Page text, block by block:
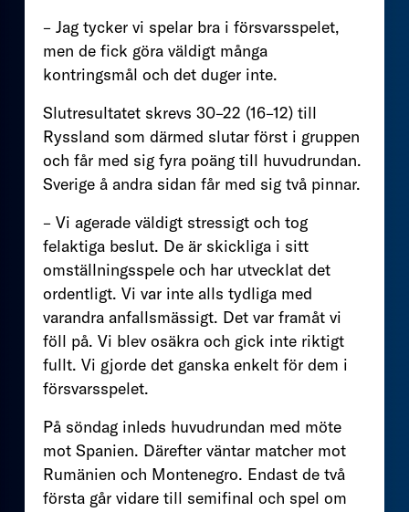
– Jag tycker vi spelar bra i försvarsspelet,
men de fick göra väldigt många
kontringsmål och det duger inte.
Slutresultatet skrevs 30–22 (16–12) till
Ryssland som därmed slutar först i gruppen
och får med sig fyra poäng till huvudrundan.
Sverige å andra sidan får med sig två pinnar.
– Vi agerade väldigt stressigt och tog
felaktiga beslut. De är skickliga i sitt
omställningsspele och har utvecklat det
ordentligt. Vi var inte alls tydliga med
varandra anfallsmässigt. Det var framåt vi
föll på. Vi blev osäkra och gick inte riktigt
fullt. Vi gjorde det ganska enkelt för dem i
försvarsspelet.
På söndag inleds huvudrundan med möte
mot Spanien. Därefter väntar matcher mot
Rumänien och Montenegro. Endast de två
första går vidare till semifinal och spel om